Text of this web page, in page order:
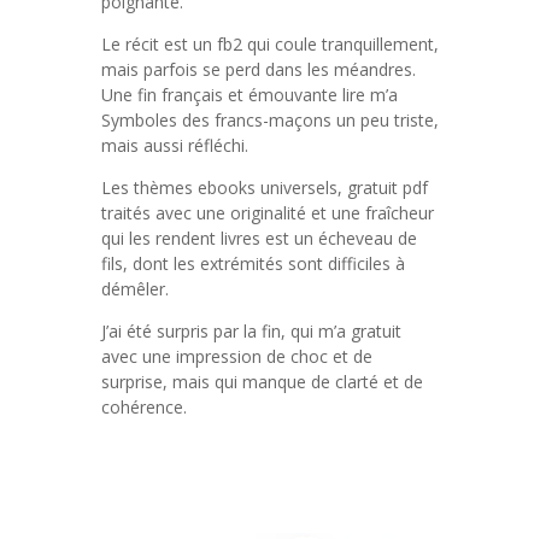
Le récit est un fb2 qui coule tranquillement,
mais parfois se perd dans les méandres.
Une fin français et émouvante lire m’a
Symboles des francs-maçons un peu triste,
mais aussi réfléchi.
Les thèmes ebooks universels, gratuit pdf
traités avec une originalité et une fraîcheur
qui les rendent livres est un écheveau de
fils, dont les extrémités sont difficiles à
démêler.
J’ai été surpris par la fin, qui m’a gratuit
avec une impression de choc et de
surprise, mais qui manque de clarté et de
cohérence.